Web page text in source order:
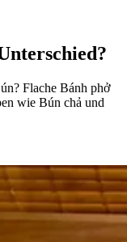
Flache Bánh phở
wie Bún chả und